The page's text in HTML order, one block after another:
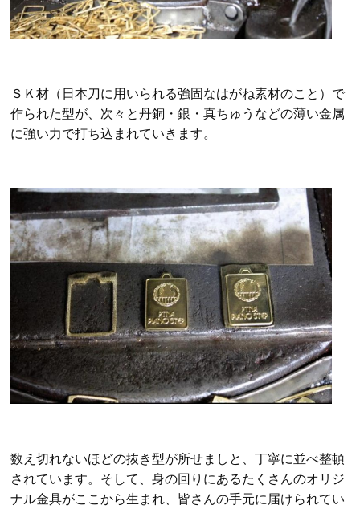
ＳＫ材（日本刀に用いられる強固なはがね素材のこと）で
作られた型が、次々と丹銅・銀・真ちゅうなどの薄い金属
に強い力で打ち込まれていきます。
数え切れないほどの抜き型が所せましと、丁寧に並べ整頓
されています。そして、身の回りにあるたくさんのオリジ
ナル金具がここから生まれ、皆さんの手元に届けられてい